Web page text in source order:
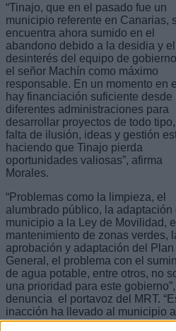
“Tinajo, que en el pasado fue un
municipio referente en Canarias,
encuentra ahora sumido en el
abandono debido a la desidia y el
desinterés del equipo de
el señor Machín como máximo
responsable. En un momento en
hay financiación suficiente desde
diferentes administraciones para
desarrollar proyectos de todo
falta de ilusión, ideas y gestión
haciendo que Tinajo pierda
oportunidades valiosas”, afirma
Morales.
“Problemas como la limpieza, el
alumbrado público, la adaptación
municipio a la Ley de Movilidad, el
mantenimiento de zonas verdes,
aprobación y adaptación del Plan
General, el problema con el
de agua potable, entre otros, no
una prioridad para este gobierno”,
denuncia el portavoz del MRT.
inacción ha llevado al municipio
estado de deterioro evidente”.